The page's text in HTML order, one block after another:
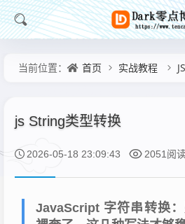
当前位置： 首页 实战教程
js String类型转换
2026-05-18 23:09:43 2051阅
JavaScript 字符串转换：